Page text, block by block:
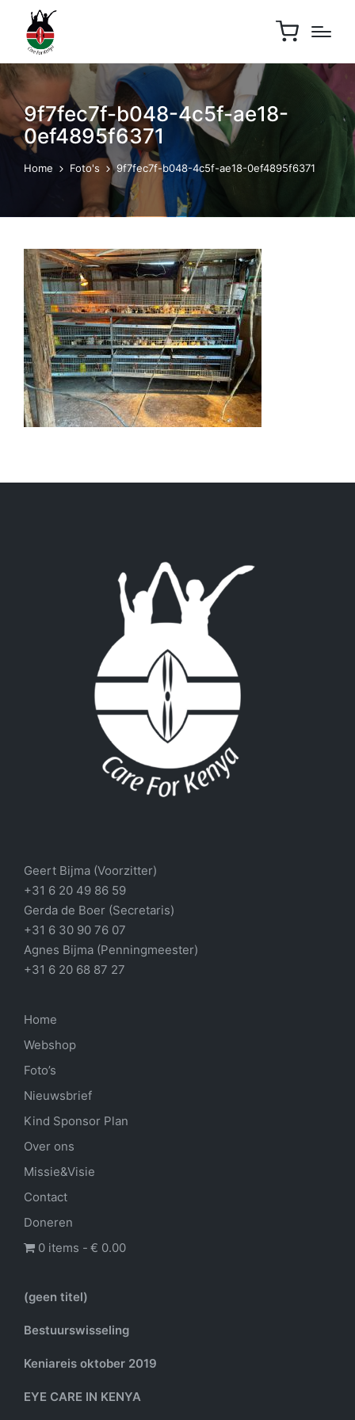
9f7fec7f-b048-4c5f-ae18-
0ef4895f6371
Home Foto's 9f7fec7f-b048-4c5f-ae18-0ef4895f6371
Geert Bijma (Voorzitter)
+31 6 20 49 86 59
Gerda de Boer (Secretaris)
+31 6 30 90 76 07
Agnes Bijma (Penningmeester)
+31 6 20 68 87 27
Home
Webshop
Foto’s
Nieuwsbrief
Kind Sponsor Plan
Over ons
Missie&Visie
Contact
Doneren
0 items
€ 0.00
(geen titel)
Bestuurswisseling
Keniareis oktober 2019
EYE CARE IN KENYA